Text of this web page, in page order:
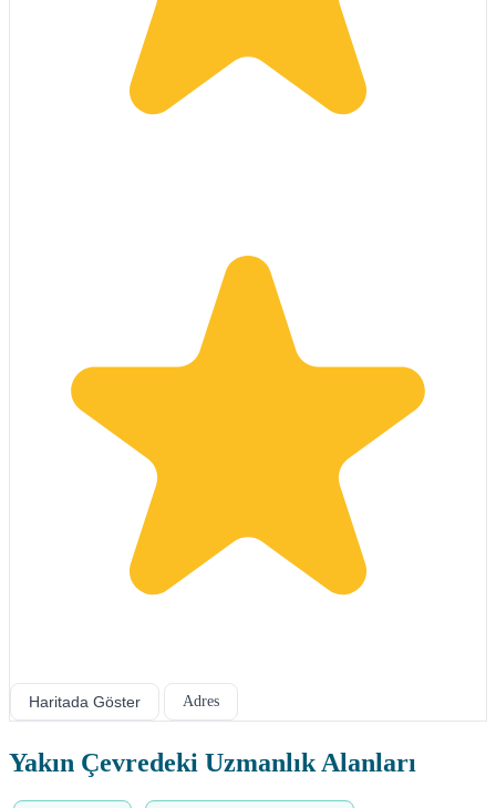
Haritada Göster Adres
Yakın Çevredeki Uzmanlık Alanları